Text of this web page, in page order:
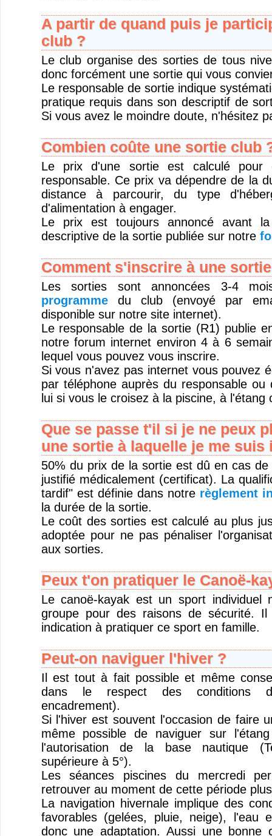
A partir de quand puis je
club ?
Le club organise des sorties de tous
donc forcément une sortie qui vous
Le responsable de sortie indique
pratique requis dans son descriptif de
Si vous avez le moindre doute, n'hésitez
Combien coûte une sortie club
Le prix d'une sortie est calculé pour
responsable. Ce prix va dépendre de la
distance à parcourir, du type
d'alimentation à engager.
Le prix est toujours annoncé avant
descriptive de la sortie publiée sur notre
Comment s'inscrire à une
Les sorties sont annoncées 3-4
programmedu club (envoyé par
disponible sur notre site internet).
Le responsable de la sortie (R1) publie
notre forum internet environ 4 à 6
lequel vous pouvez vous inscrire.
Si vous n'avez pas internet vous pouvez
par téléphone auprès du responsable ou
lui si vous le croisez à la piscine, à l'étang
Que se passe t'il si je ne peux
une sortie à laquelle je me suis
50% du prix de la sortie est dû en cas
justifié médicalement (certificat). La
tardif" est définie dans notre règlement
la durée de la sortie.
Le coût des sorties est calculé au plus
adoptée pour ne pas pénaliser
aux sorties.
Peux t'on pratiquer le Canoë-
Le canoë-kayak est un sport individuel
groupe pour des raisons de sécurité.
indication à pratiquer ce sport en famille.
Peut-on naviguer l'hiver ?
Il est tout à fait possible et même
dans le respect des conditions
encadrement).
Si l'hiver est souvent l'occasion de faire
même possible de naviguer sur
l'autorisation de la base nautique
supérieure à 5°).
Les séances piscines du mercredi
retrouver au moment de cette période
La navigation hivernale implique des
favorables (gelées, pluie, neige), l'eau
donc une adaptation. Aussi une bonne